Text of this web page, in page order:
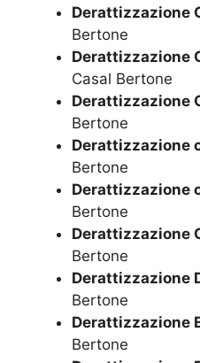
Derattizzazione
Bertone
Derattizzazione
Casal Bertone
Derattizzazione
Bertone
Derattizzazione
Bertone
Derattizzazione
Bertone
Derattizzazione
Bertone
Derattizzazione
Bertone
Derattizzazione
Bertone